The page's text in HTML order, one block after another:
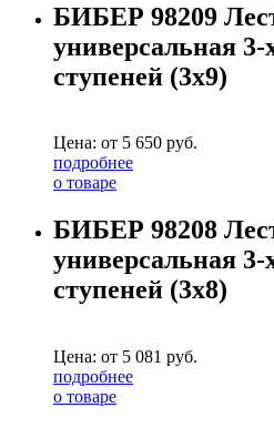
БИБЕР 98209
универсальная
ступеней (3х9)
Цена: от 5 650 руб.
подробнее
о товаре
БИБЕР 98208
универсальная
ступеней (3х8)
Цена: от 5 081 руб.
подробнее
о товаре